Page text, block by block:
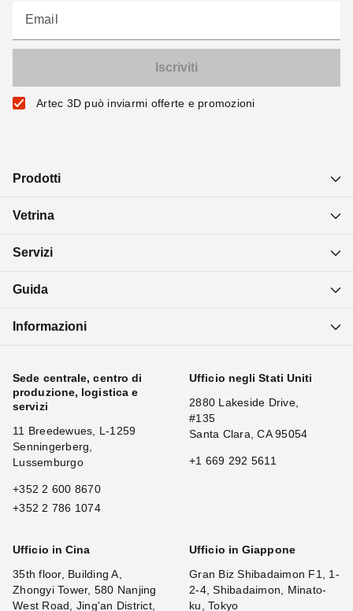
Email
Artec 3D può inviarmi offerte e promozioni
Prodotti
Vetrina
Servizi
Guida
Informazioni
Sede centrale, centro di
produzione, logistica e
servizi
11 Breedewues, L-1259
Senningerberg,
Lussemburgo
+352 2 600 8670
+352 2 786 1074
Ufficio negli Stati Uniti
2880 Lakeside Drive,
#135
Santa Clara, CA 95054
+1 669 292 5611
Ufficio in Cina
35th floor, Building A,
Zhongyi Tower, 580 Nanjing
West Road, Jing'an District,
Ufficio in Giappone
Gran Biz Shibadaimon F1, 1-
2-4, Shibadaimon, Minato-
ku, Tokyo